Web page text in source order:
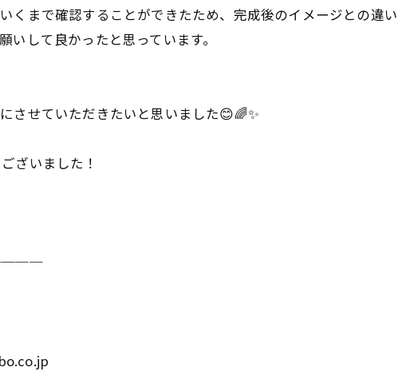
くまで確認することができたため、完成後のイメージとの違
して良かったと思っています。
させていただきたいと思いました😊🌈✨
ざいました！